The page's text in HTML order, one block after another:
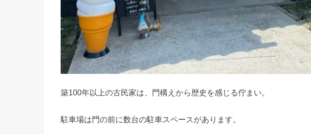
築100年以上の古民家は、門構えから歴史を感じる佇まい。
駐車場は門の前に数台の駐車スペースがあります。